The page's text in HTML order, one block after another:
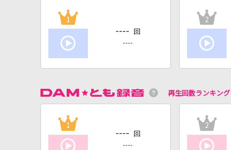
1
---- 回
----
2
再生回数ランキング
1
---- 回
----
2